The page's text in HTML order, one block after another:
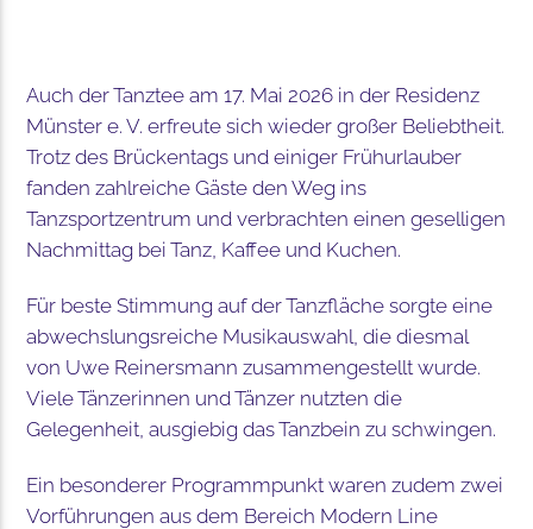
Auch der Tanztee am 17. Mai 2026 in der Residenz
Münster e. V. erfreute sich wieder großer Beliebtheit.
Trotz des Brückentags und einiger Frühurlauber
fanden zahlreiche Gäste den Weg ins
Tanzsportzentrum und verbrachten einen geselligen
Nachmittag bei Tanz, Kaffee und Kuchen.
Für beste Stimmung auf der Tanzfläche sorgte eine
abwechslungsreiche Musikauswahl, die diesmal
von Uwe Reinersmann zusammengestellt wurde.
Viele Tänzerinnen und Tänzer nutzten die
Gelegenheit, ausgiebig das Tanzbein zu schwingen.
Ein besonderer Programmpunkt waren zudem zwei
Vorführungen aus dem Bereich Modern Line